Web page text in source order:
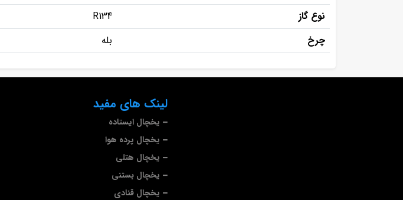
نوع گاز
R134
چرخ
بله
لینک های مفید
یخچال ایستاده
یخچال پرده هوا
یخچال هتلی
یخچال بستنی
یخچال قنادی